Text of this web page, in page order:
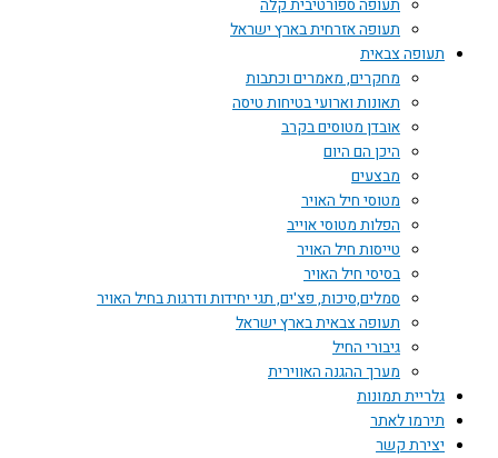
תעופה ספורטיבית קלה
תעופה אזרחית בארץ ישראל
תעופה צבאית
מחקרים, מאמרים וכתבות
תאונות וארועי בטיחות טיסה
אובדן מטוסים בקרב
היכן הם היום
מבצעים
מטוסי חיל האויר
הפלות מטוסי אוייב
טייסות חיל האויר
בסיסי חיל האויר
סמלים,סיכות, פצ'ים, תגי יחידות ודרגות בחיל האויר
תעופה צבאית בארץ ישראל
גיבורי החיל
מערך ההגנה האווירית
גלריית תמונות
תירמו לאתר
יצירת קשר